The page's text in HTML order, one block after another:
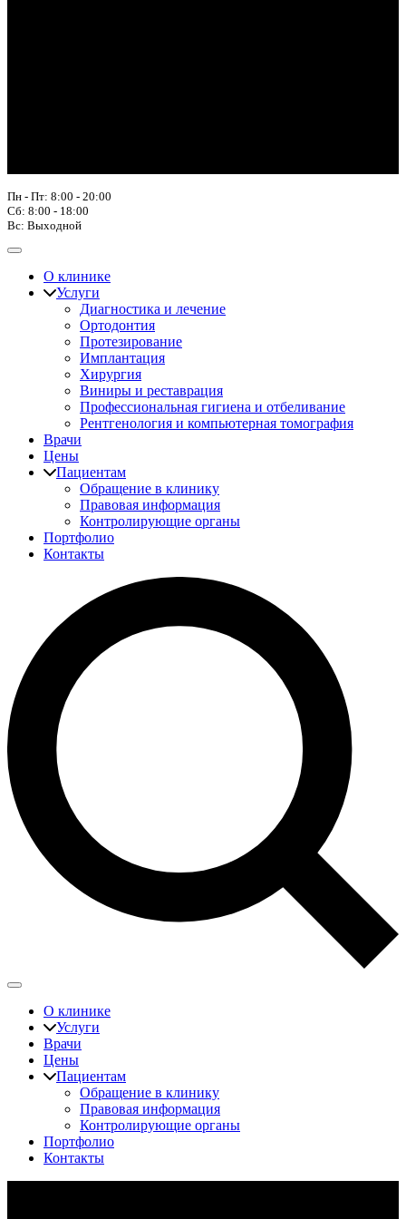
Пн - Пт: 8:00 - 20:00
Сб: 8:00 - 18:00
Вс: Выходной
О клинике
Услуги
Диагностика и лечение
Ортодонтия
Протезирование
Имплантация
Хирургия
Виниры и реставрация
Профессиональная гигиена и отбеливание
Рентгенология и компьютерная томография
Врачи
Цены
Пациентам
Обращение в клинику
Правовая информация
Контролирующие органы
Портфолио
Контакты
О клинике
Услуги
Врачи
Цены
Пациентам
Обращение в клинику
Правовая информация
Контролирующие органы
Портфолио
Контакты